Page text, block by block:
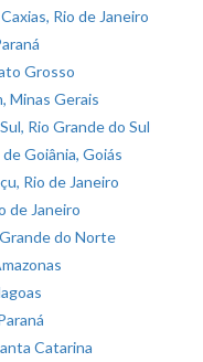
Rio de Janeiro
Grosso
Minas Gerais
Rio Grande do Sul
Goiânia, Goiás
Rio de Janeiro
de Janeiro
do Norte
Catarina